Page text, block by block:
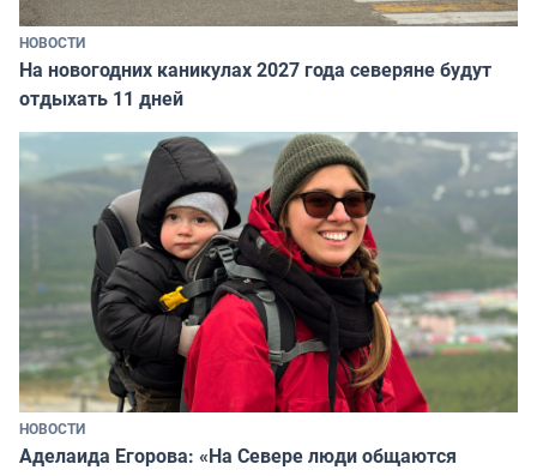
НОВОСТИ
На новогодних каникулах 2027 года северяне будут
отдыхать 11 дней
НОВОСТИ
Аделаида Егорова: «На Севере люди общаются